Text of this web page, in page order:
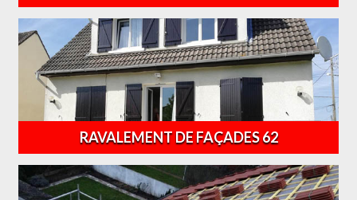
RAVALEMENT DE FAÇADES 62